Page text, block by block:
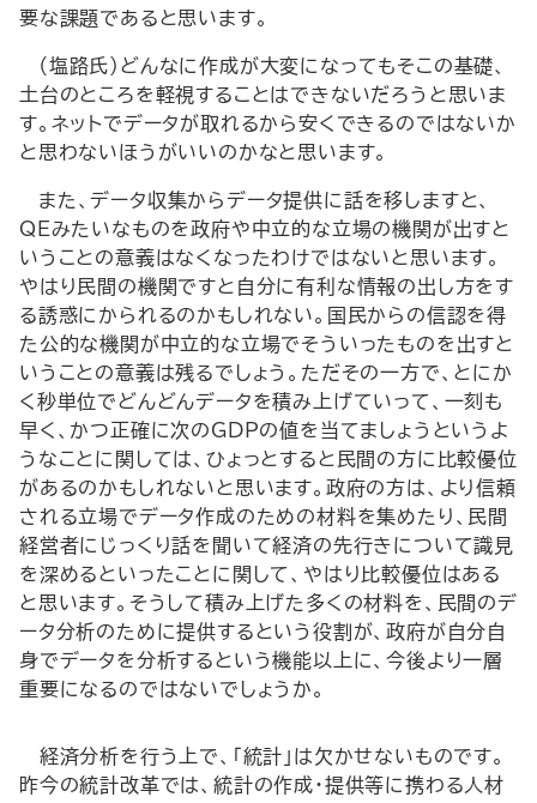
要な課題であると思います。―
（塩路氏）どんなに作成が大変になってもそこの基礎、
土台のところを軽視することはできないだろうと思いま
す。ネットでデータが取れるから安くできるのではないか
と思わないほうがいいのかなと思います。
また、データ収集からデータ提供に話を移しますと、
QEみたいなものを政府や中立的な立場の機関が出すと
いうことの意義はなくなったわけではないと思います。
やはり民間の機関ですと自分に有利な情報の出し方をす
る誘惑にかられるのかもしれない。国民からの信認を得
た公的な機関が中立的な立場でそういったものを出すと
いうことの意義は残るでしょう。ただその一方で、とにか
く秒単位でどんどんデータを積み上げていって、一刻も
早く、かつ正確に次のGDPの値を当てましょうというよ
うなことに関しては、ひょっとすると民間の方に比較優位
があるのかもしれないと思います。政府の方は、より信頼
される立場でデータ作成のための材料を集めたり、民間
経営者にじっくり話を聞いて経済の先行きについて識見
を深めるといったことに関して、やはり比較優位はある
と思います。そうして積み上げた多くの材料を、民間のデ
ータ分析のために提供するという役割が、政府が自分自
身でデータを分析するという機能以上に、今後より一層
重要になるのではないでしょうか。
―経済分析を行う上で、「統計」は欠かせないものです。
昨今の統計改革では、統計の作成・提供等に携わる人材